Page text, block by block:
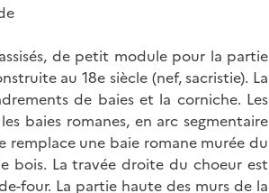
de petit module pour la partie
au 18e siècle (nef, sacristie). La
de baies et la corniche. Les
baies romanes, en arc segmentaire
remplace une baie romane murée du
bois. La travée droite du choeur est
four. La partie haute des murs de la